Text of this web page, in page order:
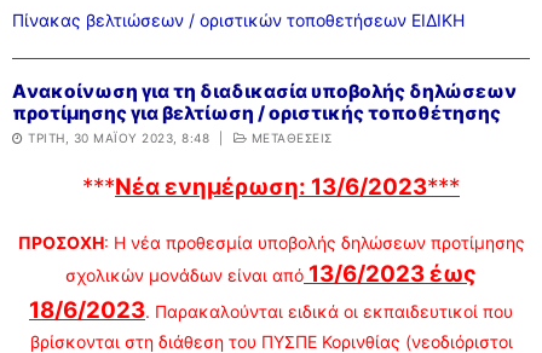
Πίνακας βελτιώσεων / οριστικών τοποθετήσεων ΕΙΔΙΚΗ
Aνακοίνωση για τη διαδικασία υποβολής δηλώσεων
προτίμησης για βελτίωση / οριστικής τοποθέτησης
ΤΡΊΤΗ, 30 ΜΑΪ́ΟΥ 2023, 8:48 ΜΕΤΑΘΕΣΕΙΣ
***Νέα ενημέρωση: 13/6/2023***
ΠΡΟΣΟΧΗ: Η νέα προθεσμία υποβολής δηλώσεων προτίμησης
σχολικών μονάδων είναι από 13/6/2023 έως
18/6/2023. Παρακαλούνται ειδικά οι εκπαιδευτικοί που
βρίσκονται στη διάθεση του ΠΥΣΠΕ Κορινθίας (νεοδιόριστοι